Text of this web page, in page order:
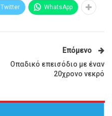
Twitter WhatsApp
Επόμενο
Οπαδικό επεισόδιο με έναν
20χρονο νεκρό